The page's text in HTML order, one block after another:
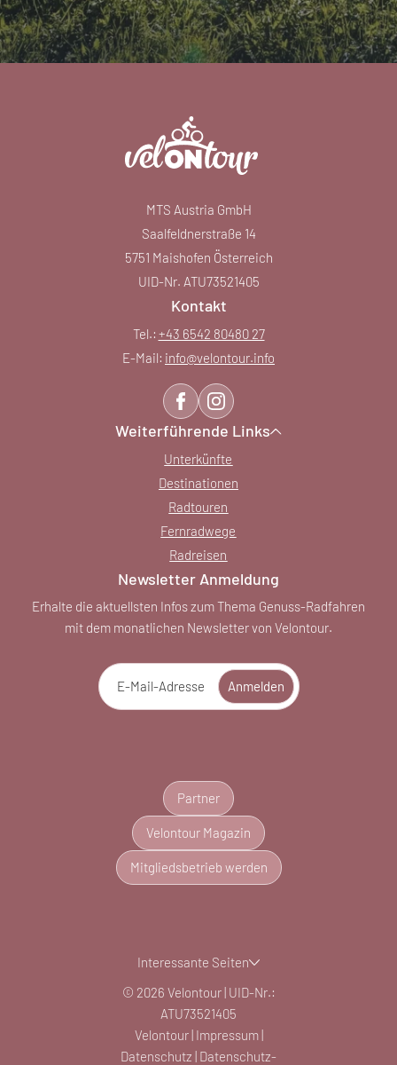
MTS Austria GmbH
Saalfeldnerstraße 14
5751 Maishofen Österreich
UID-Nr. ATU73521405
Kontakt
Tel.: +43 6542 80480 27
E-Mail: info@velontour.info
Weiterführende Links
Unterkünfte
Destinationen
Radtouren
Fernradwege
Radreisen
Newsletter Anmeldung
Erhalte die aktuellsten Infos zum Thema Genuss-Radfahren
mit dem monatlichen Newsletter von Velontour.
E-Mail-Adresse Anmelden
Partner
Velontour Magazin
Mitgliedsbetrieb werden
Interessante Seiten
© 2026 Velontour UID-Nr.:
ATU73521405
Velontour Impressum
Datenschutz Datenschutz-